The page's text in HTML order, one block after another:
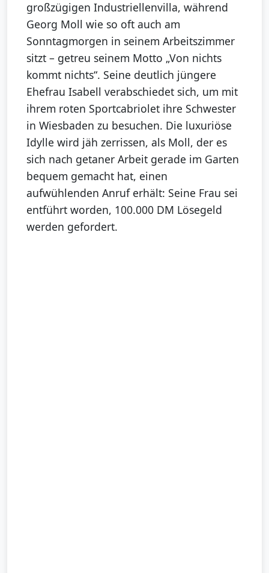
großzügigen Industriellenvilla, während
Georg Moll wie so oft auch am
Sonntagmorgen in seinem Arbeitszimmer
sitzt – getreu seinem Motto „Von nichts
kommt nichts“. Seine deutlich jüngere
Ehefrau Isabell verabschiedet sich, um mit
ihrem roten Sportcabriolet ihre Schwester
in Wiesbaden zu besuchen. Die luxuriöse
Idylle wird jäh zerrissen, als Moll, der es
sich nach getaner Arbeit gerade im Garten
bequem gemacht hat, einen
aufwühlenden Anruf erhält: Seine Frau sei
entführt worden, 100.000 DM Lösegeld
werden gefordert.